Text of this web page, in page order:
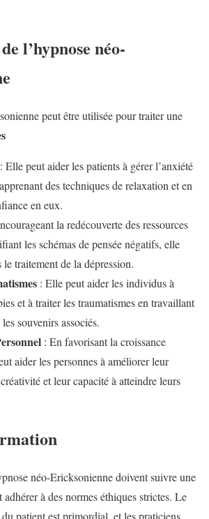
l’hypnose néo-
peut être utilisée pour traiter une
: Elle peut aider les patients à gérer l’anxiété
des techniques de relaxation et en
en eux.
la redécouverte des ressources
les schémas de pensée négatifs, elle
traitement de la dépression.
: Elle peut aider les individus à
et à traiter les traumatismes en travaillant
souvenirs associés.
: En favorisant la croissance
aider les personnes à améliorer leur
et leur capacité à atteindre leurs
néo-Ericksonienne doivent suivre une
à des normes éthiques strictes. Le
patient est primordial, et les praticiens